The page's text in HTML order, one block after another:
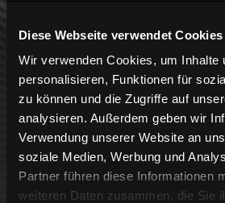
Diese Webseite verwendet Cookies
Wir verwenden Cookies, um Inhalte
personalisieren, Funktionen für
zu können und die Zugriffe auf
analysieren. Außerdem geben wir
Verwendung unserer Website an
soziale Medien, Werbung und
Partner führen diese Informationen
weiteren Daten zusammen, die Sie